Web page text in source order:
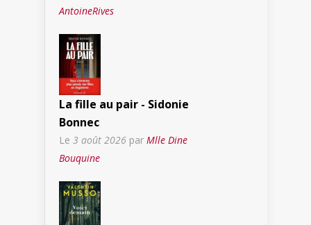
AntoineRives
La fille au pair - Sidonie
Bonnec
Le 3 août 2026 par Mlle Dine
Bouquine